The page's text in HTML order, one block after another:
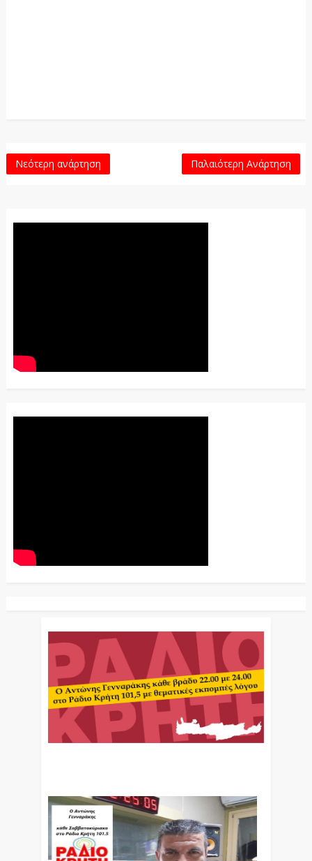
Νεότερη ανάρτηση Παλαιότερη Ανάρτηση